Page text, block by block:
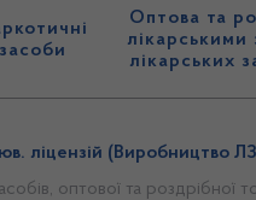
засоби
Оптова та
лікарськими
лікарських
ліцензій (Виробництво
оптової та роздрібної